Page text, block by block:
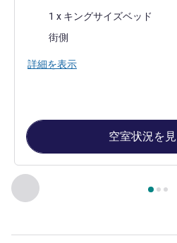
前に戻る - 客室
3ページ中 , 客室 1 : ゲ
1 x キングサイズベッド
ビュー:街側
詳細を表示
空室状況を